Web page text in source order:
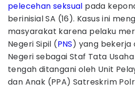
pelecehan seksual pada
berinisial SA (16). Kasus ini
masyarakat karena pelaku
Negeri Sipil (PNS) yang bekerja
Negeri sebagai Staf Tata
tengah ditangani oleh Unit
dan Anak (PPA) Satreskrim